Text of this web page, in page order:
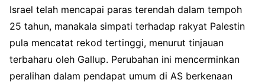
Israel telah mencapai paras terendah dalam tempoh
25 tahun, manakala simpati terhadap rakyat Palestin
pula mencatat rekod tertinggi, menurut tinjauan
terbaharu oleh Gallup. Perubahan ini mencerminkan
peralihan dalam pendapat umum di AS berkenaan